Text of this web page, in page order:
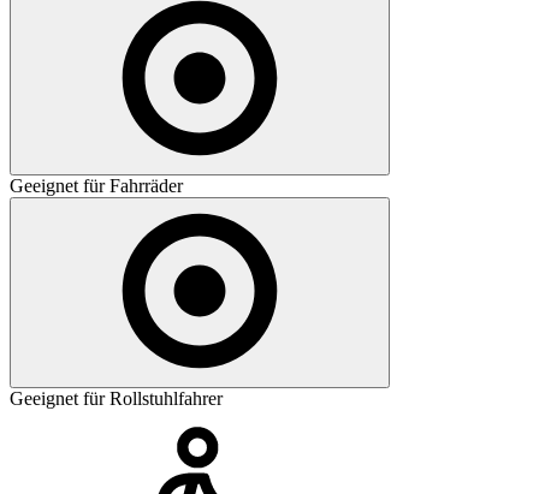
Geeignet für Fahrräder
Geeignet für Rollstuhlfahrer